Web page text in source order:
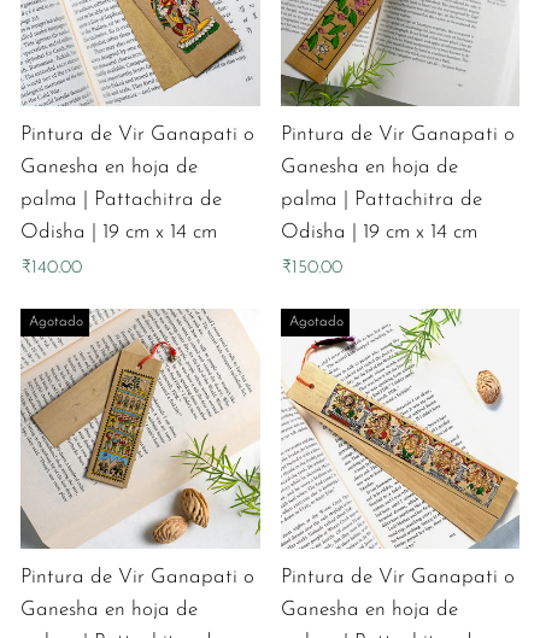
Pintura de Vir Ganapati o
Ganesha en hoja de
palma | Pattachitra de
Odisha | 19 cm x 14 cm
₹140.00
Pintura de Vir Ganapati o
Ganesha en hoja de
palma | Pattachitra de
Odisha | 19 cm x 14 cm
₹150.00
Agotado
Pintura de Vir Ganapati o
Ganesha en hoja de
Agotado
Pintura de Vir Ganapati o
Ganesha en hoja de